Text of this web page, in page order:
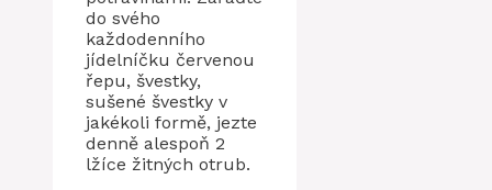
do svého
každodenního
jídelníčku červenou
řepu, švestky,
sušené švestky v
jakékoli formě, jezte
denně alespoň 2
lžíce žitných otrub.